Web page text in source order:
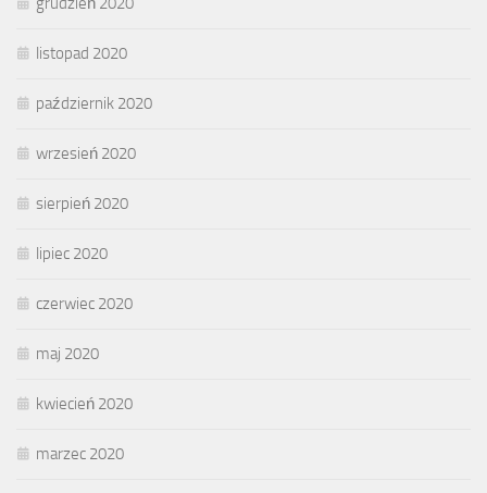
listopad 2020
październik 2020
wrzesień 2020
sierpień 2020
lipiec 2020
czerwiec 2020
maj 2020
kwiecień 2020
marzec 2020